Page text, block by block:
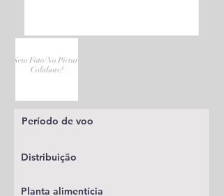
Período de voo
Distribuição
Planta alimentícia